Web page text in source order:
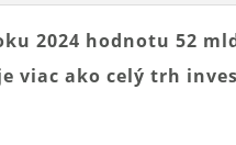
2024 hodnotu 52
viac ako celý trh